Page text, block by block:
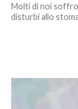
Molti di noi
disturbi allo